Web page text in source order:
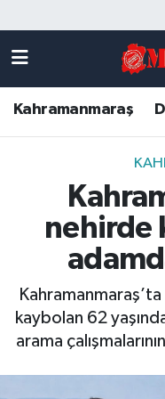
Kahramanmaraş
nehirde
kaybolan 62
arama
ONİKİŞUBAT
ÖZEL HABER
Künye
Kahramanmaraş
Süper Lig Puan
Tüm Manşetler
Son Dakika
Haber Arşivi